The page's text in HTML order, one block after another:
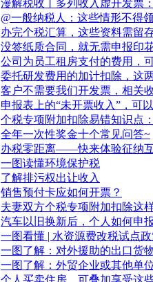
漫解税收丨多列收入虚开发票
@一般纳税人：这些情形不得
办完个税汇算，这些资料需留
没签纸质合同，就无需申报印
公司为员工租房支付的费用，
委托研发费用的加计扣除，这
客户不需要我们开发票，相关
申报表上的“未开票收入”，可
个税专项附加扣除易错知识点
全年一次性奖金十个常见问答~
办税零距离——快来体验征纳互
一图读懂环境保护税
了解排污权出让收入
销售预付卡应如何开票？
夫妻双方个税专项附加扣除这
汽车以旧换新后，个人如何申
一图看懂 | 水资源费改税试点
一图了解：对外援助的出口货
一图了解：外贸企业或其他单
个人买卖住房，可叠加享受这